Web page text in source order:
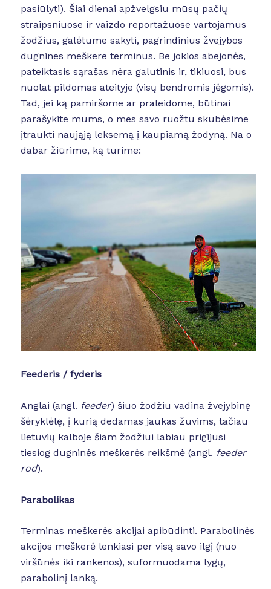
pasiūlyti). Šiai dienai apžvelgsiu mūsų pačių
straipsniuose ir vaizdo reportažuose vartojamus
žodžius, galėtume sakyti, pagrindinius žvejybos
dugnines meškere terminus. Be jokios abejonės,
pateiktasis sąrašas nėra galutinis ir, tikiuosi, bus
nuolat pildomas ateityje (visų bendromis jėgomis).
Tad, jei ką pamiršome ar praleidome, būtinai
parašykite mums, o mes savo ruožtu skubėsime
įtraukti naująją leksemą į kaupiamą žodyną. Na o
dabar žiūrime, ką turime:
Feederis / fyderis
Anglai (angl. feeder) šiuo žodžiu vadina žvejybinę
šėryklėlę, į kurią dedamas jaukas žuvims, tačiau
lietuvių kalboje šiam žodžiui labiau prigijusi
tiesiog dugninės meškerės reikšmė (angl. feeder
rod).
Parabolikas
Terminas meškerės akcijai apibūdinti. Parabolinės
akcijos meškerė lenkiasi per visą savo ilgį (nuo
viršūnės iki rankenos), suformuodama lygų,
parabolinį lanką.